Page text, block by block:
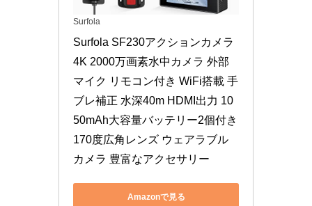
Surfola
Surfola SF230アクションカメラ
4K 2000万画素水中カメラ 外部
マイク リモコン付き WiFi搭載 手
ブレ補正 水深40m HDMI出力 10
50mAh大容量バッテリー2個付き
170度広角レンズ ウェアラブル
カメラ 豊富なアクセサリー
Amazonで見る